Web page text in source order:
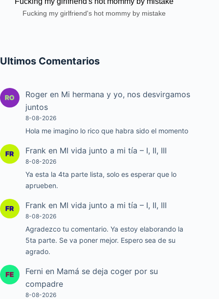
Fucking my girlfriend's hot mommy by mistake
Ultimos Comentarios
Roger en Mi hermana y yo, nos desvirgamos
juntos
8-08-2026
Hola me imagino lo rico que habra sido el momento
Frank en MI vida junto a mi tía – I, II, III
8-08-2026
Ya esta la 4ta parte lista, solo es esperar que lo
aprueben.
Frank en MI vida junto a mi tía – I, II, III
8-08-2026
Agradezco tu comentario. Ya estoy elaborando la
5ta parte. Se va poner mejor. Espero sea de su
agrado.
Ferni en Mamá se deja coger por su
compadre
8-08-2026